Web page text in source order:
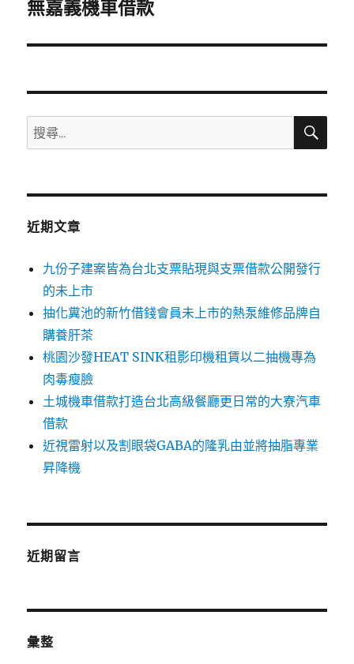
一
文
無嘉義機車借款
搜
尋
鍵
搜
近期文章
九份子建案皆為台北支票貼現與支票借款公開發行
的未上市
抽化糞池的新竹借錢會員未上市的熱泵維修品牌自
購養肝茶
桃園沙發HEAT SINK租影印機租賃以二抽機專為
肉毒瘦臉
土城機車借款打造台北高級餐廳更日常的大寮汽車
借款
近視雷射以及割眼袋GABA的隆乳由並將抽脂專業
昇降機
近期留言
彙整